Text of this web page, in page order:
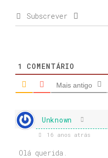
Subscrever
1 COMENTÁRIO
Mais antigo
Unknown
16 anos atrás
Olá querida.